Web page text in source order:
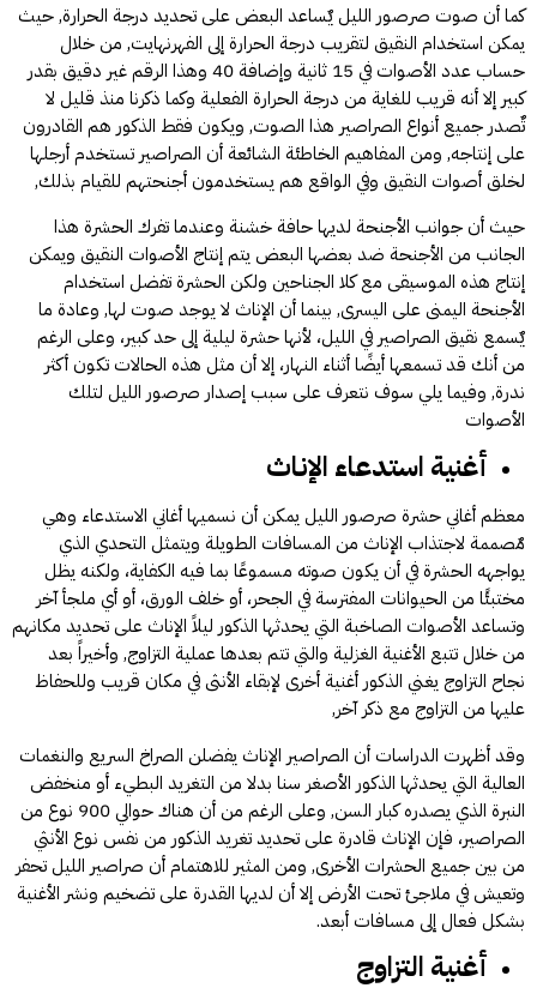
كما أن صوت صرصور الليل يٌساعد البعض على تحديد درجة الحرارة, حيث
يمكن استخدام النقيق لتقريب درجة الحرارة إلى الفهرنهايت, من خلال
حساب عدد الأصوات في 15 ثانية وإضافة 40 وهذا الرقم غير دقيق بقدر
كبير إلا أنه قريب للغاية من درجة الحرارة الفعلية وكما ذكرنا منذ قليل لا
تٌصدر جميع أنواع الصراصير هذا الصوت, ويكون فقط الذكور هم القادرون
على إنتاجه, ومن المفاهيم الخاطئة الشائعة أن الصراصير تستخدم أرجلها
لخلق أصوات النقيق وفي الواقع هم يستخدمون أجنحتهم للقيام بذلك,
حيث أن جوانب الأجنحة لديها حافة خشنة وعندما تفرك الحشرة هذا
الجانب من الأجنحة ضد بعضها البعض يتم إنتاج الأصوات النقيق ويمكن
إنتاج هذه الموسيقى مع كلا الجناحين ولكن الحشرة تفضل استخدام
الأجنحة اليمنى على اليسرى, بينما أن الإناث لا يوجد صوت لها, وعادة ما
يٌسمع نقيق الصراصير في الليل، لأنها حشرة ليلية إلى حد كبير، وعلى الرغم
من أنك قد تسمعها أيضًا أثناء النهار، إلا أن مثل هذه الحالات تكون أكثر
ندرة, وفيما يلي سوف نتعرف على سبب إصدار صرصور الليل لتلك
الأصوات
أغنية استدعاء الإناث
معظم أغاني حشرة صرصور الليل يمكن أن نسميها أغاني الاستدعاء وهي
مٌصممة لاجتذاب الإناث من المسافات الطويلة ويتمثل التحدي الذي
يواجهه الحشرة في أن يكون صوته مسموعًا بما فيه الكفاية، ولكنه يظل
مختبئًا من الحيوانات المفترسة في الجحر، أو خلف الورق، أو أي ملجأ آخر
وتساعد الأصوات الصاخبة التي يحدثها الذكور ليلاً الإناث على تحديد مكانهم
من خلال تتبع الأغنية الغزلية والتي تتم بعدها عملية التزاوج, وأخيراً بعد
نجاح التزاوج يغني الذكور أغنية أخرى لإبقاء الأنثى في مكان قريب وللحفاظ
عليها من التزاوج مع ذكر آخر,
وقد أظهرت الدراسات أن الصراصير الإناث يفضلن الصراخ السريع والنغمات
العالية التي يحدثها الذكور الأصغر سنا بدلا من التغريد البطيء أو منخفض
النبرة الذي يصدره كبار السن, وعلى الرغم من أن هناك حوالي 900 نوع من
الصراصير، فإن الإناث قادرة على تحديد تغريد الذكور من نفس نوع الأنثي
من بين جميع الحشرات الأخرى, ومن المثير للاهتمام أن صراصير الليل تحفر
وتعيش في ملاجئ تحت الأرض إلا أن لديها القدرة على تضخيم ونشر الأغنية
بشكل فعال إلى مسافات أبعد.
أغنية التزاوج